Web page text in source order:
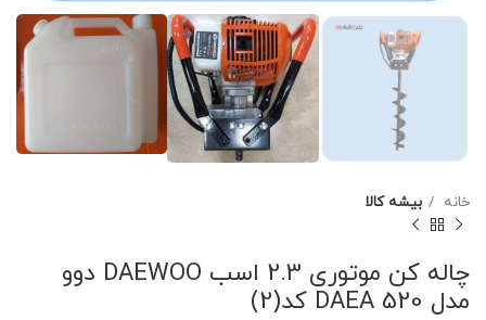
خانه بیشه کالا
چاله کن موتوری 2.3 اسب DAEWOO دوو
مدل DAEA 520 کد(2)